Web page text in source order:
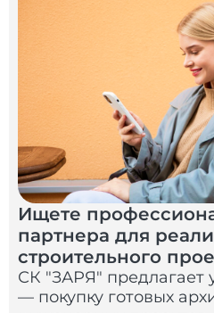
Ищете
партнера для
строительного
СК "ЗАРЯ" предлагает
— покупку готовых